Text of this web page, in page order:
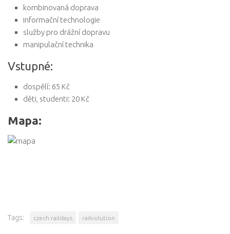
kombinovaná doprava
informační technologie
služby pro drážní dopravu
manipulační technika
Vstupné:
dospělí: 65 Kč
děti, studenti: 20 Kč
Mapa:
Tags: czech raildays railvolution